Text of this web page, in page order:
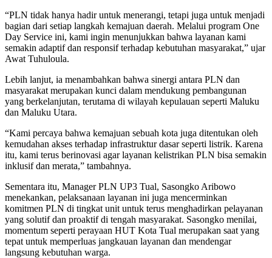
“PLN tidak hanya hadir untuk menerangi, tetapi juga untuk menjadi
bagian dari setiap langkah kemajuan daerah. Melalui program One
Day Service ini, kami ingin menunjukkan bahwa layanan kami
semakin adaptif dan responsif terhadap kebutuhan masyarakat,” ujar
Awat Tuhuloula.
Lebih lanjut, ia menambahkan bahwa sinergi antara PLN dan
masyarakat merupakan kunci dalam mendukung pembangunan
yang berkelanjutan, terutama di wilayah kepulauan seperti Maluku
dan Maluku Utara.
“Kami percaya bahwa kemajuan sebuah kota juga ditentukan oleh
kemudahan akses terhadap infrastruktur dasar seperti listrik. Karena
itu, kami terus berinovasi agar layanan kelistrikan PLN bisa semakin
inklusif dan merata,” tambahnya.
Sementara itu, Manager PLN UP3 Tual, Sasongko Aribowo
menekankan, pelaksanaan layanan ini juga mencerminkan
komitmen PLN di tingkat unit untuk terus menghadirkan pelayanan
yang solutif dan proaktif di tengah masyarakat. Sasongko menilai,
momentum seperti perayaan HUT Kota Tual merupakan saat yang
tepat untuk memperluas jangkauan layanan dan mendengar
langsung kebutuhan warga.